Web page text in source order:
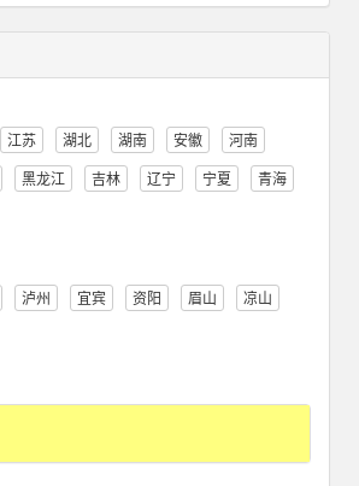
江苏 湖北 湖南 安徽
河南
黑龙江 吉林 辽宁 宁夏
青海
泸州 宜宾 资阳 眉山
凉山